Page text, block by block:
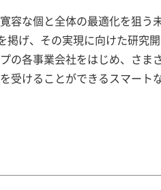
容な個と全体の最適化を狙う
、その実現に向けた研究開
の各事業会社をはじめ、さま
受けることができるスマー